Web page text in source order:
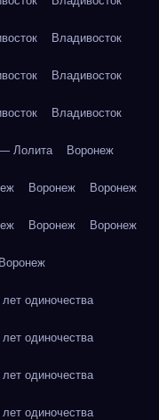
Владивосток
Владивосток
Владивосток
Лолита Воронеж
Воронеж Воронеж
Воронеж Воронеж
Воронеж
одиночества
одиночества
одиночества
одиночества